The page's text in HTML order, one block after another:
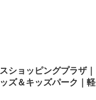
ショッピングプラザ｜
ズ＆キッズパーク｜軽